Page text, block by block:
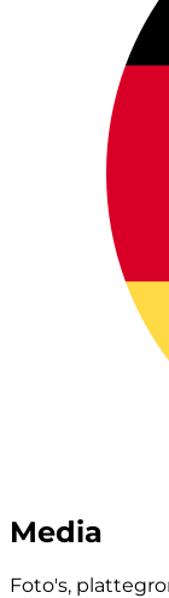
Media
Foto's,